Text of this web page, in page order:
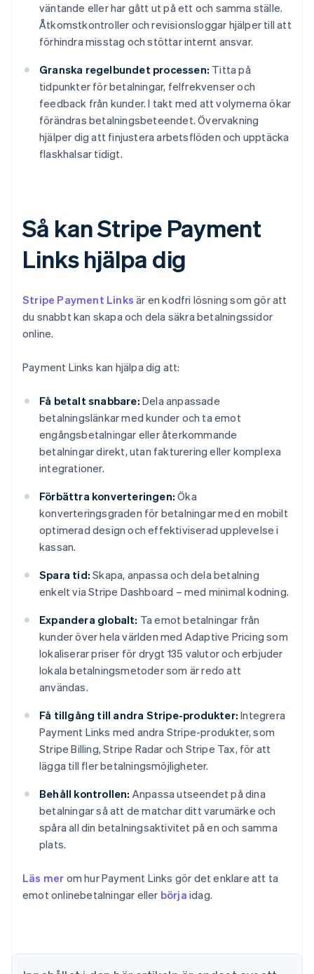
väntande eller har gått ut på ett och samma ställe.
Åtkomstkontroller och revisionsloggar hjälper till att
förhindra misstag och stöttar internt ansvar.
Granska regelbundet processen: Titta på
tidpunkter för betalningar, felfrekvenser och
feedback från kunder. I takt med att volymerna ökar
förändras betalningsbeteendet. Övervakning
hjälper dig att finjustera arbetsflöden och upptäcka
flaskhalsar tidigt.
Så kan Stripe Payment
Links hjälpa dig
Stripe Payment Links är en kodfri lösning som gör att
du snabbt kan skapa och dela säkra betalningssidor
online.
Payment Links kan hjälpa dig att:
Få betalt snabbare: Dela anpassade
betalningslänkar med kunder och ta emot
engångsbetalningar eller återkommande
betalningar direkt, utan fakturering eller komplexa
integrationer.
Förbättra konverteringen: Öka
konverteringsgraden för betalningar med en mobilt
optimerad design och effektiviserad upplevelse i
kassan.
Spara tid: Skapa, anpassa och dela betalning
enkelt via Stripe Dashboard – med minimal kodning.
Expandera globalt: Ta emot betalningar från
kunder över hela världen med Adaptive Pricing som
lokaliserar priser för drygt 135 valutor och erbjuder
lokala betalningsmetoder som är redo att
användas.
Få tillgång till andra Stripe-produkter: Integrera
Payment Links med andra Stripe-produkter, som
Stripe Billing, Stripe Radar och Stripe Tax, för att
lägga till fler betalningsmöjligheter.
Behåll kontrollen: Anpassa utseendet på dina
betalningar så att de matchar ditt varumärke och
spåra all din betalningsaktivitet på en och samma
plats.
Läs mer om hur Payment Links gör det enklare att ta
emot onlinebetalningar eller börja idag.
English
Belgien
Bulgarien